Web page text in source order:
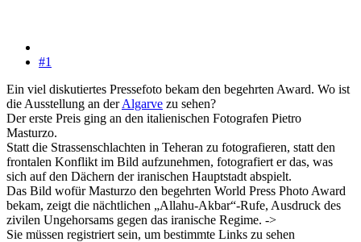
#1
Ein viel diskutiertes Pressefoto bekam den begehrten Award. Wo ist
die Ausstellung an derAlgarve zu sehen?
Der erste Preis ging an den italienischen Fotografen Pietro
Masturzo.
Statt die Strassenschlachten in Teheran zu fotografieren, statt den
frontalen Konflikt im Bild aufzunehmen, fotografiert er das, was
sich auf den Dächern der iranischen Hauptstadt abspielt.
Das Bild wofür Masturzo den begehrten World Press Photo Award
bekam, zeigt die nächtlichen „Allahu-Akbar“-Rufe, Ausdruck des
zivilen Ungehorsams gegen das iranische Regime. ->
Sie müssen registriert sein, um bestimmte Links zu sehen